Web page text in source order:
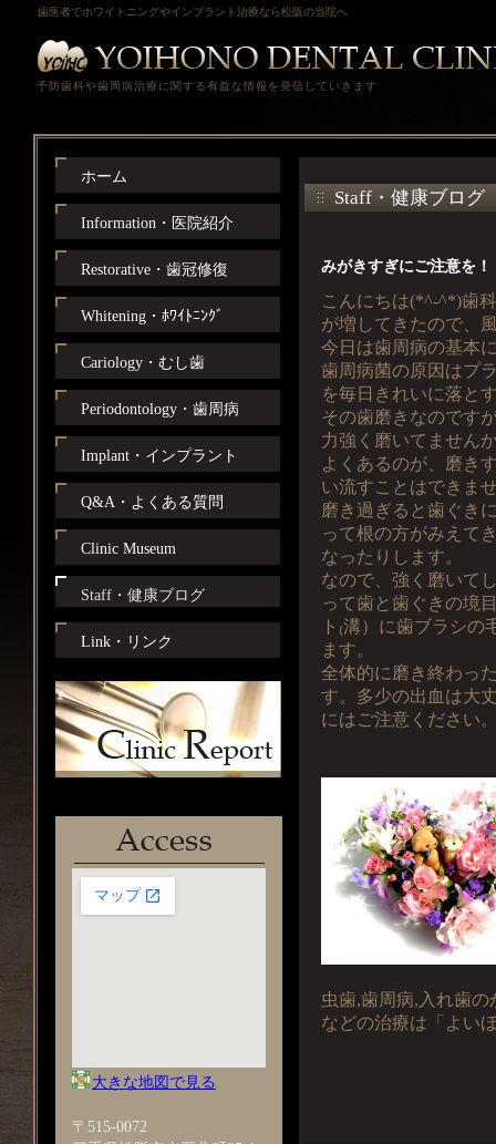
歯医者でホワイトニングやインプラント治療なら松阪の当院へ
予防歯科や歯周病治療に関する有益な情報を発信していきます
Staff・健康ブログ
みがきすぎにご注意を！
こんにちは(*^-^*)歯
が増してきたので、
今日は歯周病の基本
歯周病菌の原因はプ
を毎日きれいに落と
その歯磨きなのです
力強く磨いてません
よくあるのが、磨き
い流すことはできま
磨き過ぎると歯ぐき
って根の方がみえて
なったりします。
なので、強く磨いて
って歯と歯ぐきの境
ト₍溝）に歯ブラシ
ます。
全体的に磨き終わっ
す。多少の出血は大
にはご注意ください
虫歯,歯周病,入れ歯
などの治療は「よい
ホーム
Information・医院紹介
Restorative・歯冠修復
Whitening・ﾎﾜｲﾄﾆﾝｸﾞ
Cariology・むし歯
Periodontology・歯周病
Implant・インプラント
Q&A・よくある質問
Clinic Museum
Staff・健康ブログ
Link・リンク
大きな地図で見る
〒515-0072